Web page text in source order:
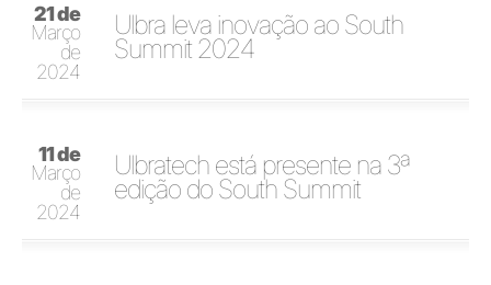
21 de
Março
de
2024
Ulbra leva inovação ao South
Summit 2024
11 de
Março
de
2024
Ulbratech está presente na 3ª
edição do South Summit